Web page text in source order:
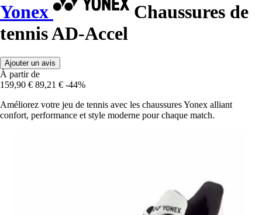
Yonex
Chaussures de
tennis AD-Accel
Ajouter un avis
À partir de
159,90 € 89,21 € -44%
Améliorez votre jeu de tennis avec les chaussures Yonex alliant
confort, performance et style moderne pour chaque match.